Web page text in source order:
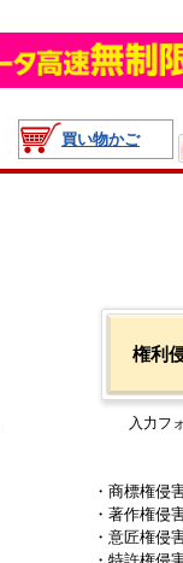
買い物かご
権利
入力フ
・商標権侵
・著作権侵
・意匠権侵